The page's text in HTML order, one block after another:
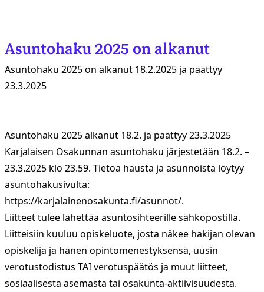
Asuntohaku 2025 on alkanut
Asuntohaku 2025 on alkanut 18.2.2025 ja päättyy
23.3.2025
Asuntohaku 2025 alkanut 18.2. ja päättyy 23.3.2025
Karjalaisen Osakunnan asuntohaku järjestetään 18.2. –
23.3.2025 klo 23.59. Tietoa hausta ja asunnoista löytyy
asuntohakusivulta:
https://karjalainenosakunta.fi/asunnot/.
Liitteet tulee lähettää asuntosihteerille sähköpostilla.
Liitteisiin kuuluu opiskeluote, josta näkee hakijan olevan
opiskelija ja hänen opintomenestyksensä, uusin
verotustodistus TAI verotuspäätös ja muut liitteet,
sosiaalisesta asemasta tai osakunta-aktiivisuudesta.